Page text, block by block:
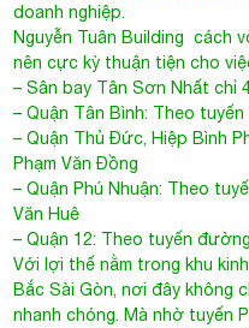
doanh nghiệp.
Nguyễn Tuân Building cách
nên cực kỳ thuận tiện cho
– Sân bay Tân Sơn Nhất chỉ
– Quận Tân Bình: Theo
– Quận Thủ Đức, Hiệp Bình
Phạm Văn Đồng
– Quận Phú Nhuận: Theo
Văn Huê
– Quận 12: Theo tuyến
Với lợi thế nằm trong khu
Bắc Sài Gòn, nơi đây
nhanh chóng. Mà nhờ tuyến